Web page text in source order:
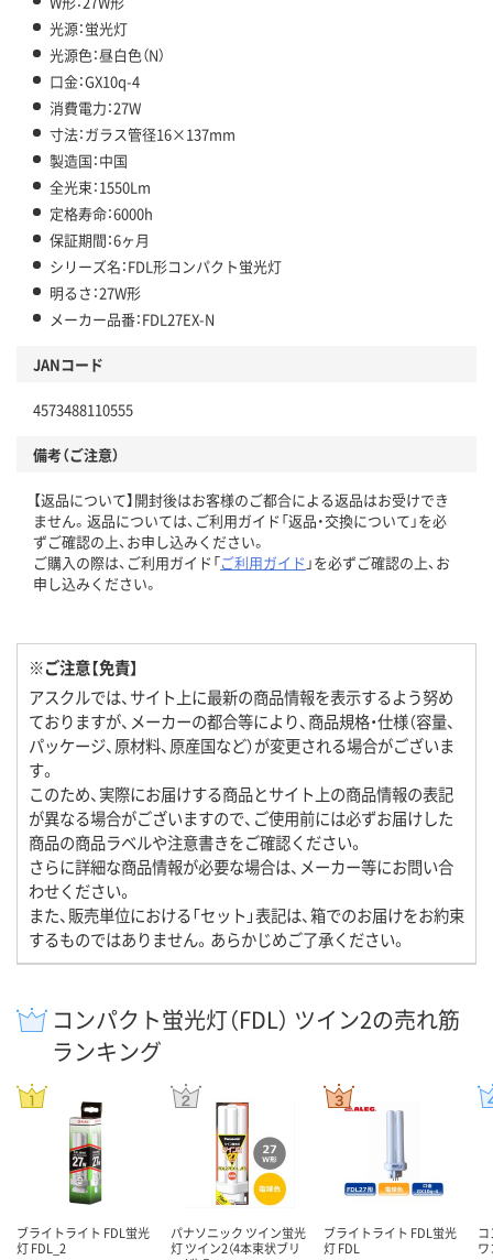
光源：蛍光灯
光源色：昼白色（N）
口金：GX10q-4
消費電力：27W
寸法：ガラス管径16×137mm
製造国：中国
全光束：1550Lm
定格寿命：6000h
保証期間：6ヶ月
シリーズ名：FDL形コンパクト蛍光灯
明るさ：27W形
メーカー品番：FDL27EX-N
JANコード
4573488110555
備考（ご注意）
【返品について】開封後はお客様のご都合による返品はお受けでき
ません。返品については、ご利用ガイド「返品・交換について」を必
ずご確認の上、お申し込みください。
ご購入の際は、ご利用ガイド「ご利用ガイド 」を必ずご確認の上、お
申し込みください。
※ご注意【免責】
アスクルでは、サイト上に最新の商品情報を表示するよう努め
ておりますが、メーカーの都合等により、商品規格・仕様（容量、
パッケージ、原材料、原産国など）が変更される場合がございま
す。
このため、実際にお届けする商品とサイト上の商品情報の表記
が異なる場合がございますので、ご使用前には必ずお届けした
商品の商品ラベルや注意書きをご確認ください。
さらに詳細な商品情報が必要な場合は、メーカー等にお問い合
わせください。
また、販売単位における「セット」表記は、箱でのお届けをお約束
するものではありません。あらかじめご了承ください。
コンパクト蛍光灯（FDL） ツイン2の売れ筋
ランキング
ブライトライト FDL蛍光
灯 FDL_2
パナソニック ツイン蛍光
灯 ツイン2（4本束状ブリ
ブライトライト FDL蛍光
灯 FDL